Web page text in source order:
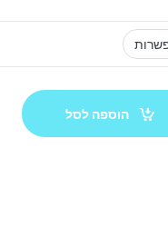
הוספה לסל